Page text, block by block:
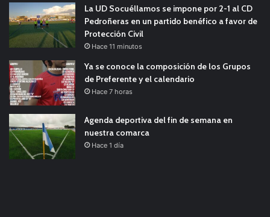
La UD Socuéllamos se impone por 2-1 al CD
Pedroñeras en un partido benéfico a favor de
Protección Civil
Hace 11 minutos
Ya se conoce la composición de los Grupos
de Preferente y el calendario
Hace 7 horas
Agenda deportiva del fin de semana en
nuestra comarca
Hace 1 día